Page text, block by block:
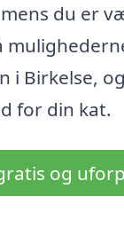
du er
i Birkelse,
for din kat.
og